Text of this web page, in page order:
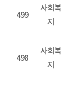
499
사회복
지
498
사회복
지